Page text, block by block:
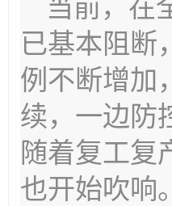
当前，在
已基本阻断
例不断增加
续，一边防
随着复工复
也开始吹响